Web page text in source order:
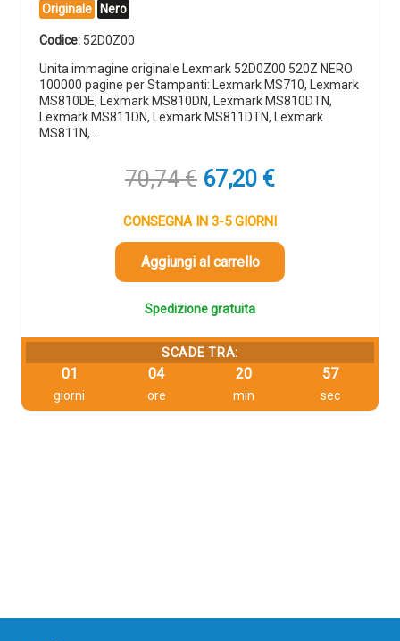
Originale Nero
Codice: 52D0Z00
Unita immagine originale Lexmark 52D0Z00 520Z NERO
100000 pagine per Stampanti: Lexmark MS710, Lexmark
MS810DE, Lexmark MS810DN, Lexmark MS810DTN,
Lexmark MS811DN, Lexmark MS811DTN, Lexmark
MS811N,…
70,74€ Il
originale
era:
70,74 €.
67,20 €Il
attuale
è:
CONSEGNA IN 3-5 GIORNI
Aggiungi al carrello
Spedizione gratuita
SCADE TRA:
01
giorni
04
ore
20
min
57
sec